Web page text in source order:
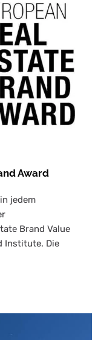
Award
jedem
Brand Value
Institute. Die